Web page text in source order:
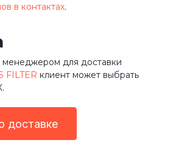
в контактах.
менеджером для доставки
FILTER клиент может выбрать
доставке